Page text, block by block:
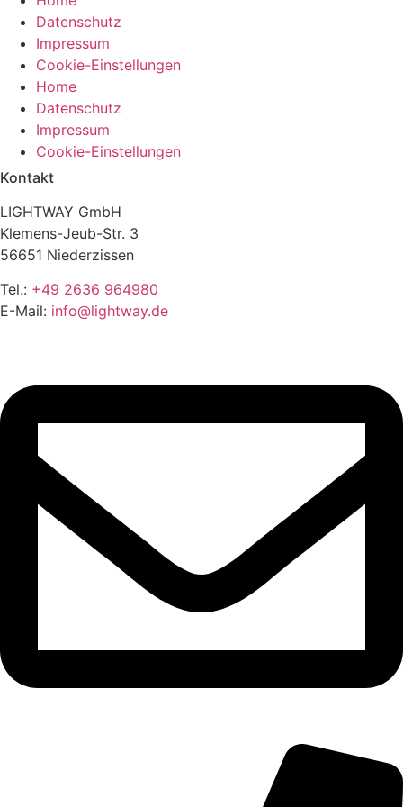
Datenschutz
Impressum
Cookie-Einstellungen
Home
Datenschutz
Impressum
Cookie-Einstellungen
Kontakt
LIGHTWAY GmbH
Klemens-Jeub-Str. 3
56651 Niederzissen
Tel.: +49 2636 964980
E-Mail: info@lightway.de